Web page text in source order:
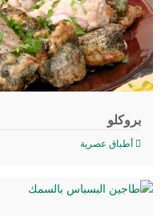
بروكلو
أطباق عصرية